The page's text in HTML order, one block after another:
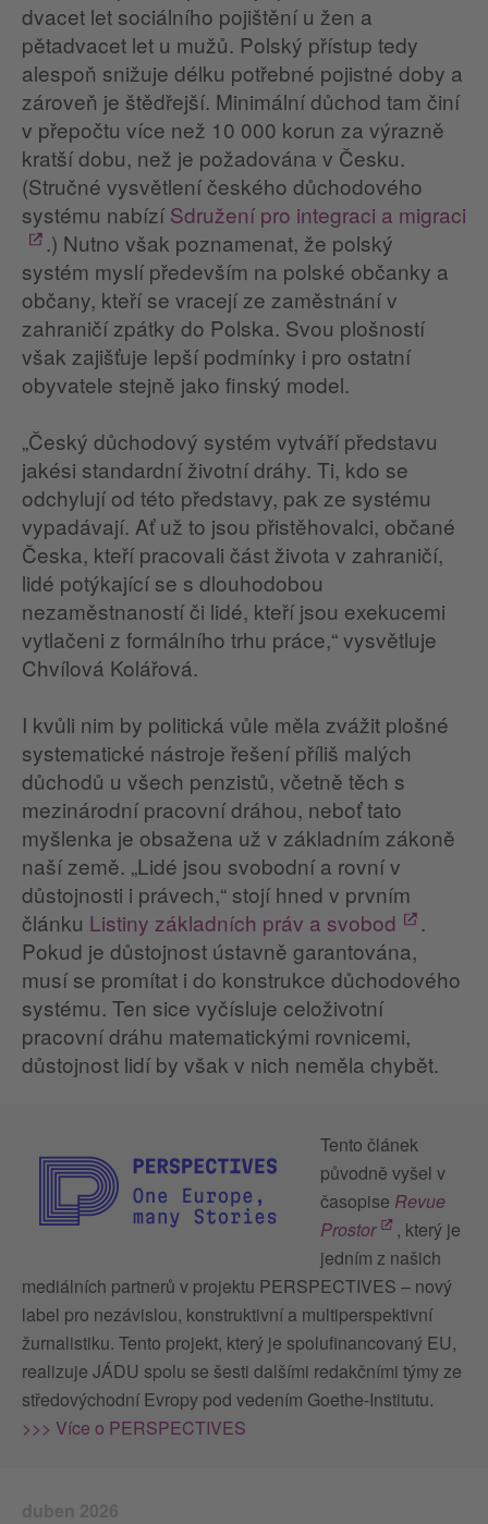
dvacet let sociálního pojištění u žen a
pětadvacet let u mužů. Polský přístup tedy
alespoň snižuje délku potřebné pojistné doby a
zároveň je štědřejší. Minimální důchod tam činí
v přepočtu více než 10 000 korun za výrazně
kratší dobu, než je požadována v Česku.
(Stručné vysvětlení českého důchodového
systému nabízíSdružení pro integraci a migraci
.) Nutno však poznamenat, že polský
systém myslí především na polské občanky a
občany, kteří se vracejí ze zaměstnání v
zahraničí zpátky do Polska. Svou plošností
však zajišťuje lepší podmínky i pro ostatní
obyvatele stejně jako finský model.
„Český důchodový systém vytváří představu
jakési standardní životní dráhy. Ti, kdo se
odchylují od této představy, pak ze systému
vypadávají. Ať už to jsou přistěhovalci, občané
Česka, kteří pracovali část života v zahraničí,
lidé potýkající se s dlouhodobou
nezaměstnaností či lidé, kteří jsou exekucemi
vytlačeni z formálního trhu práce,“ vysvětluje
Chvílová Kolářová.
I kvůli nim by politická vůle měla zvážit plošné
systematické nástroje řešení příliš malých
důchodů u všech penzistů, včetně těch s
mezinárodní pracovní dráhou, neboť tato
myšlenka je obsažena už v základním zákoně
naší země. „Lidé jsou svobodní a rovní v
důstojnosti i právech,“ stojí hned v prvním
článku Listiny základních práv a svobod
.
Pokud je důstojnost ústavně garantována,
musí se promítat i do konstrukce důchodového
systému. Ten sice vyčísluje celoživotní
pracovní dráhu matematickými rovnicemi,
důstojnost lidí by však v nich neměla chybět.
Tento článek
původně vyšel v
časopise Revue
Prostor
, který je
jedním z našich
mediálních partnerů v projektu PERSPECTIVES – nový
label pro nezávislou, konstruktivní a multiperspektivní
žurnalistiku. Tento projekt, který je spolufinancovaný EU,
realizuje JÁDU spolu se šesti dalšími redakčními týmy ze
středovýchodní Evropy pod vedením Goethe-Institutu.
>>> Více o PERSPECTIVES
duben 2026